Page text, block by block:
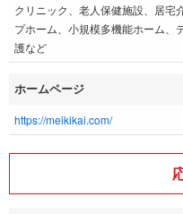
クリニック、老人保健施設、居宅
プホーム、小規模多機能ホーム、
護など
ホームページ
https://meikikai.com/